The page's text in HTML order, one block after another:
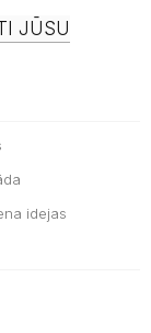
JŪSU
idejas